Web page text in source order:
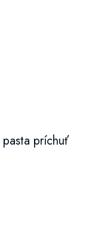
príchuť